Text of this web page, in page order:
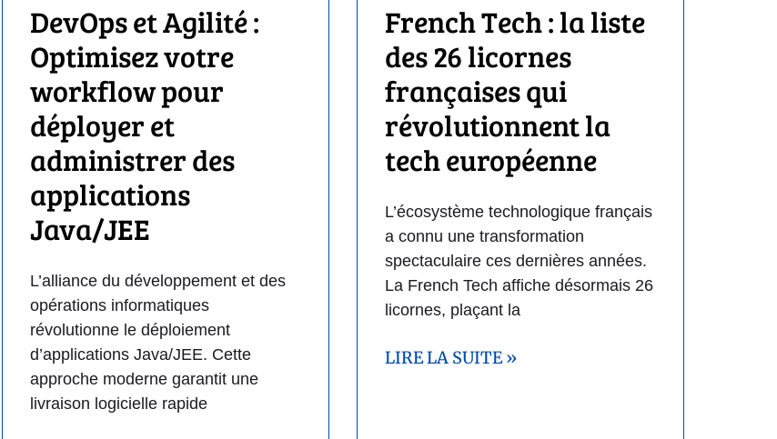
DevOps et Agilité :
Optimisez votre
workflow pour
déployer et
administrer des
applications
Java/JEE
L’alliance du développement et des
opérations informatiques
révolutionne le déploiement
d’applications Java/JEE. Cette
approche moderne garantit une
livraison logicielle rapide
French Tech : la liste
des 26 licornes
françaises qui
révolutionnent la
tech européenne
L’écosystème technologique français
a connu une transformation
spectaculaire ces dernières années.
La French Tech affiche désormais 26
licornes, plaçant la
LIRE LA SUITE »